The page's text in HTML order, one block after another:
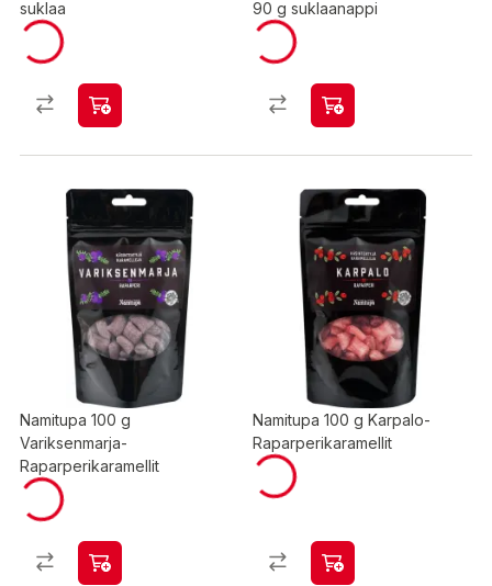
suklaa
90 g suklaanappi
Namitupa 100 g
Variksenmarja-
Raparperikaramellit
Namitupa 100 g Karpalo-
Raparperikaramellit